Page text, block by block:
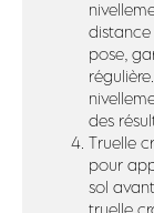
distance
pose,
des
Truelle
pour
sol